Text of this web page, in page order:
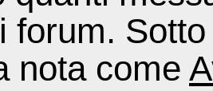
forum.
nota come